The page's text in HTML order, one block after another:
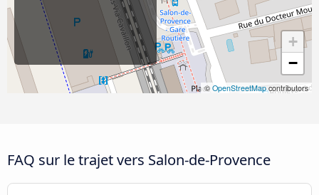
+
−
© OpenStreetMapcontributors
FAQ sur le trajet vers Salon-de-Provence